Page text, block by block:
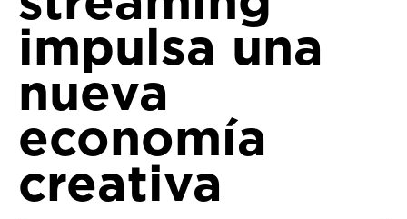
impulsa una
nueva
economía
creativa